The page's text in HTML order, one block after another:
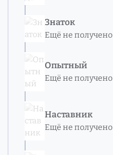
Знаток
Ещё не получено
Опытный
Ещё не получено
Наставник
Ещё не получено